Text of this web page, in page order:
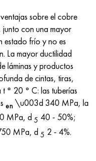
sobre el cobre
con una mayor
estado frío y no es
La mayor ductilidad
láminas y productos
de cintas, tiras,
t ° 20 ° C: las tuberías
en \u003d 340 MPa, la
MPa, d 5 40 - 50%;
MPa, d 5 2 - 4%.